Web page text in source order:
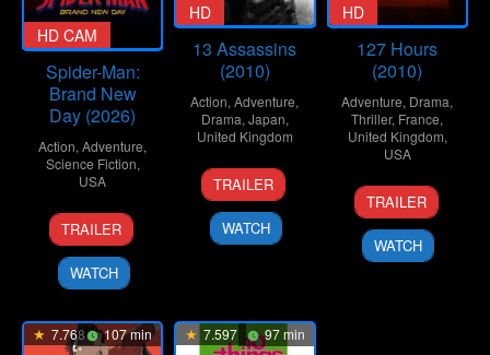
CAM ,
HD CAM
Spider-Man:
Brand New
Day (2026)
Action,Adventure,
Science Fiction,
USA
29
Jul
2026
Destin
Daniel
Cretton
TRAILER
WATCH
HD
13 Assassins
(2010)
Action,Adventure,
Drama, Japan,
United Kingdom
25
Sep
2010
Takashi
Miike
TRAILER
WATCH
HD
127 Hours
(2010)
Adventure, Drama,
Thriller, France,
United Kingdom,
USA
12
Nov
2010
Danny
Boyle
TRAILER
WATCH
7.768 107 min 7.597 97 min